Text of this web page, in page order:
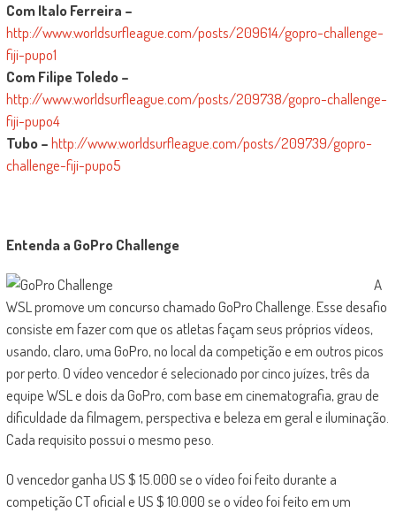
Com Italo Ferreira –
http://www.worldsurfleague.com/posts/209614/gopro-challenge-
fiji-pupo1
Com Filipe Toledo –
http://www.worldsurfleague.com/posts/209738/gopro-challenge-
fiji-pupo4
Tubo –http://www.worldsurfleague.com/posts/209739/gopro-
challenge-fiji-pupo5
Entenda a GoPro Challenge
A
WSL promove um concurso chamado GoPro Challenge. Esse desafio
consiste em fazer com que os atletas façam seus próprios vídeos,
usando, claro, uma GoPro, no local da competição e em outros picos
por perto. O vídeo vencedor é selecionado por cinco juízes, três da
equipe WSL e dois da GoPro, com base em cinematografia, grau de
dificuldade da filmagem, perspectiva e beleza em geral e iluminação.
Cada requisito possui o mesmo peso.
O vencedor ganha US $ 15.000 se o vídeo foi feito durante a
competição CT oficial e US $ 10.000 se o vídeo foi feito em um